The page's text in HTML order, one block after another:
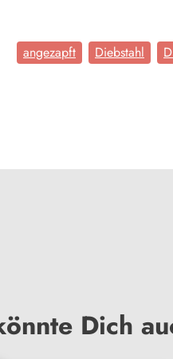
angezapft Diebstahl
Dich